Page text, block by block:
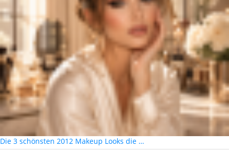
Die 3 schönsten 2012 Makeup Looks die …